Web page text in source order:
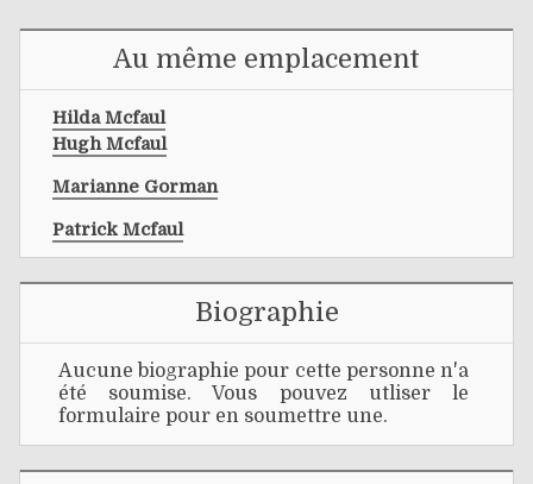
Au même emplacement
Hilda Mcfaul
Hugh Mcfaul
Marianne Gorman
Patrick Mcfaul
Biographie
Aucune biographie pour cette personne n'a
été soumise. Vous pouvez utliser le
formulaire pour en soumettre une.